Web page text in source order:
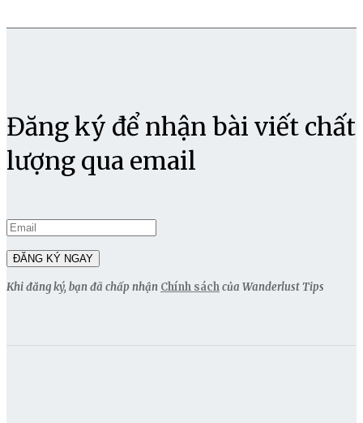
Đăng ký để nhận bài viết chất
lượng qua email
Khi đăng ký, bạn đã chấp nhận Chính sáchcủa Wanderlust Tips